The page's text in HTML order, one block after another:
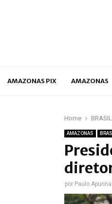
AMAZONAS PIX AMAZONAS
Home BRASIL
AMAZONAS
por Paulo Apurina